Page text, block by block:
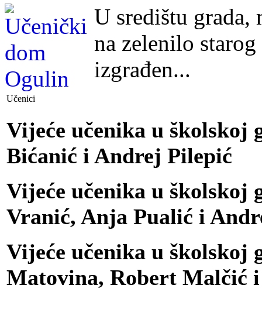
U središtu grada,
na zelenilo
izgrađen...
Učenici
Vijeće učenika u školskoj
Bićanić i Andrej Pilepić
Vijeće učenika u školskoj
Vranić, Anja Pualić i
Vijeće učenika u školskoj
Matovina, Robert Malčić